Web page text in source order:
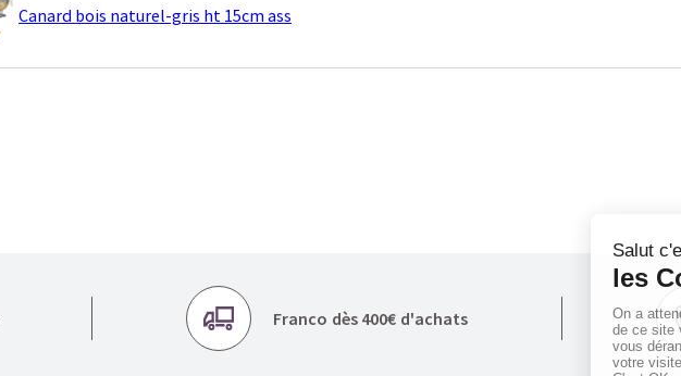
Canard bois naturel-gris ht 15cm ass
Franco dès 400€ d'achats